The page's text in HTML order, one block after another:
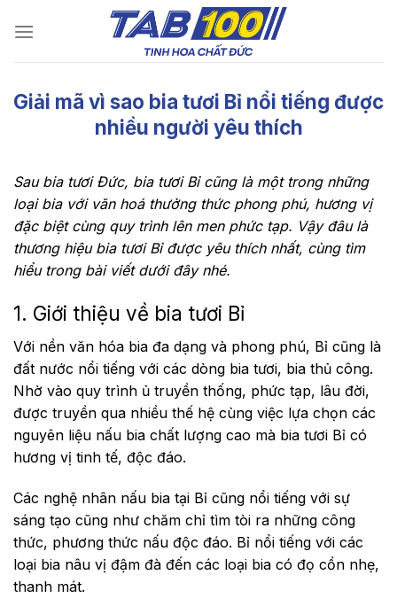
đến
Giải mã vì sao bia tươi Bỉ nổi tiếng được
nhiều người yêu thích
Sau bia tươi Đức, bia tươi Bỉ cũng là một trong những
loại bia với văn hoá thưởng thức phong phú, hương vị
đặc biệt cùng quy trình lên men phức tạp. Vậy đâu là
thương hiệu bia tươi Bỉ được yêu thích nhất, cùng tìm
hiểu trong bài viết dưới đây nhé.
1. Giới thiệu về bia tươi Bỉ
Với nền văn hóa bia đa dạng và phong phú, Bỉ cũng là
đất nước nổi tiếng với các dòng bia tươi, bia thủ công.
Nhờ vào quy trình ủ truyền thống, phức tạp, lâu đời,
được truyền qua nhiều thế hệ cùng việc lựa chọn các
nguyên liệu nấu bia chất lượng cao mà bia tươi Bỉ có
hương vị tinh tế, độc đáo.
Các nghệ nhân nấu bia tại Bỉ cũng nổi tiếng với sự
sáng tạo cũng như chăm chỉ tìm tòi ra những công
thức, phương thức nấu độc đáo. Bỉ nổi tiếng với các
loại bia nâu vị đậm đà đến các loại bia có đọ cồn nhẹ,
thanh mát.